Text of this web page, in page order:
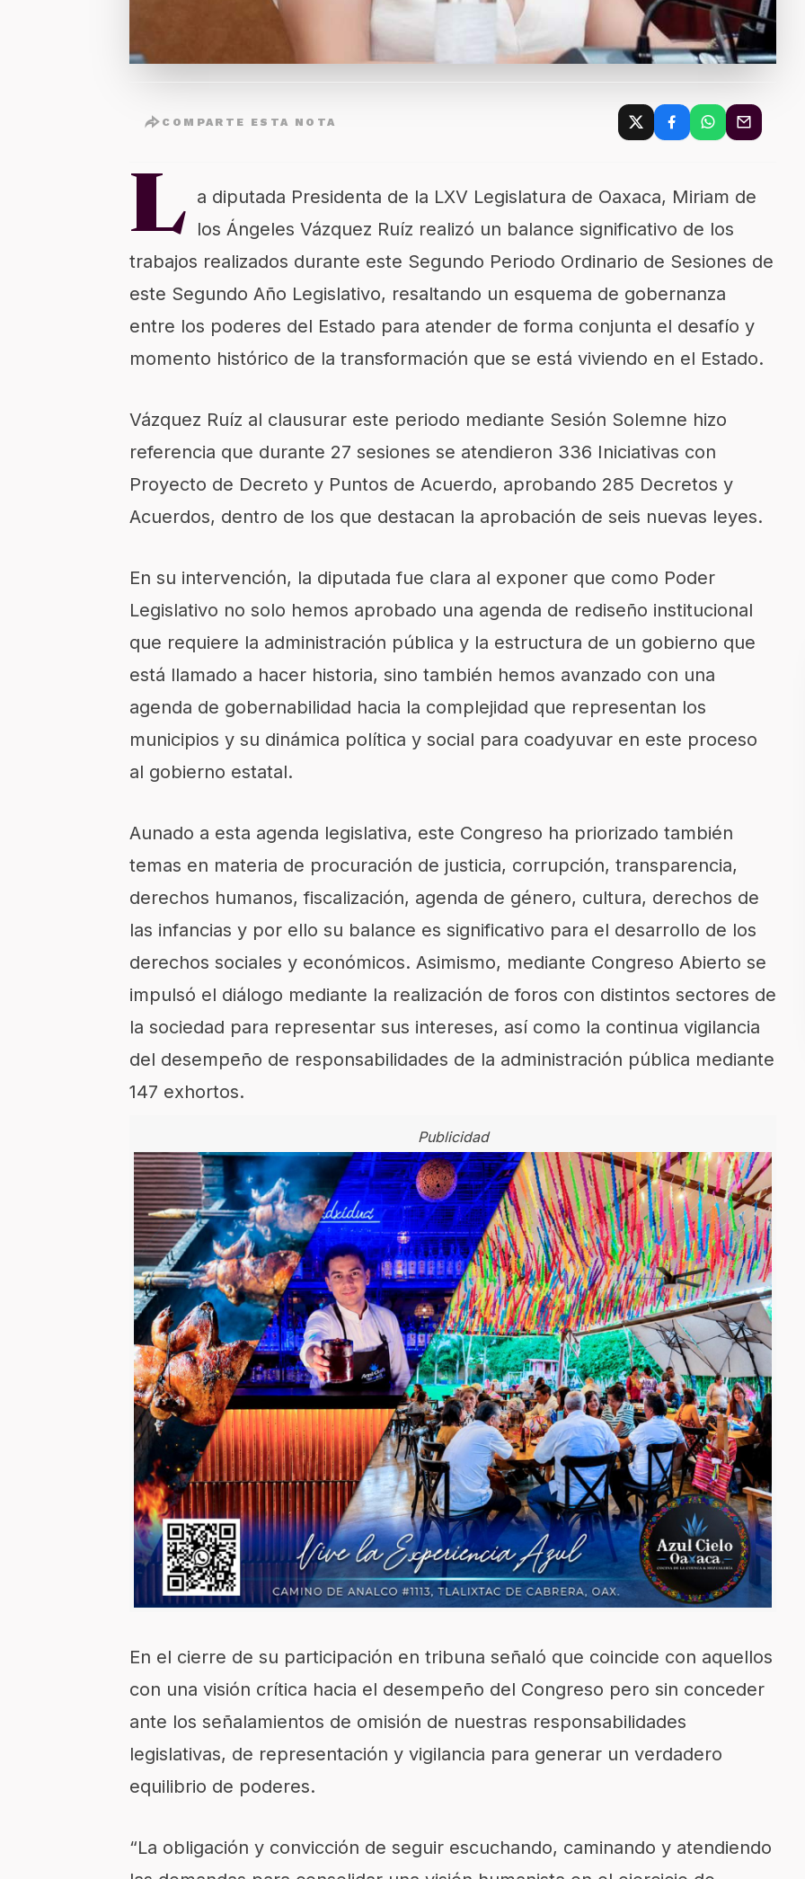
COMPARTE ESTA NOTA
L a diputada Presidenta de la LXV Legislatura de Oaxaca, Miriam de
los Ángeles Vázquez Ruíz realizó un balance significativo de los
trabajos realizados durante este Segundo Periodo Ordinario de Sesiones de
este Segundo Año Legislativo, resaltando un esquema de gobernanza
entre los poderes del Estado para atender de forma conjunta el desafío y
momento histórico de la transformación que se está viviendo en el Estado.
Vázquez Ruíz al clausurar este periodo mediante Sesión Solemne hizo
referencia que durante 27 sesiones se atendieron 336 Iniciativas con
Proyecto de Decreto y Puntos de Acuerdo, aprobando 285 Decretos y
Acuerdos, dentro de los que destacan la aprobación de seis nuevas leyes.
En su intervención, la diputada fue clara al exponer que como Poder
Legislativo no solo hemos aprobado una agenda de rediseño institucional
que requiere la administración pública y la estructura de un gobierno que
está llamado a hacer historia, sino también hemos avanzado con una
agenda de gobernabilidad hacia la complejidad que representan los
municipios y su dinámica política y social para coadyuvar en este proceso
al gobierno estatal.
Aunado a esta agenda legislativa, este Congreso ha priorizado también
temas en materia de procuración de justicia, corrupción, transparencia,
derechos humanos, fiscalización, agenda de género, cultura, derechos de
las infancias y por ello su balance es significativo para el desarrollo de los
derechos sociales y económicos. Asimismo, mediante Congreso Abierto se
impulsó el diálogo mediante la realización de foros con distintos sectores de
la sociedad para representar sus intereses, así como la continua vigilancia
del desempeño de responsabilidades de la administración pública mediante
147 exhortos.
Publicidad
En el cierre de su participación en tribuna señaló que coincide con aquellos
con una visión crítica hacia el desempeño del Congreso pero sin conceder
ante los señalamientos de omisión de nuestras responsabilidades
legislativas, de representación y vigilancia para generar un verdadero
equilibrio de poderes.
“La obligación y convicción de seguir escuchando, caminando y atendiendo